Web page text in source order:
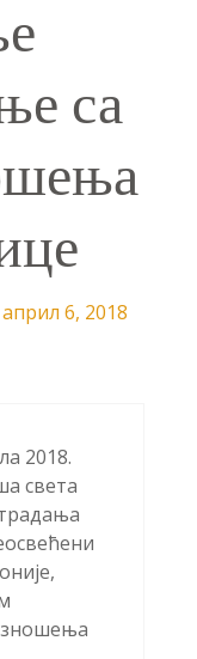
са
април 6, 2018
2018.
света